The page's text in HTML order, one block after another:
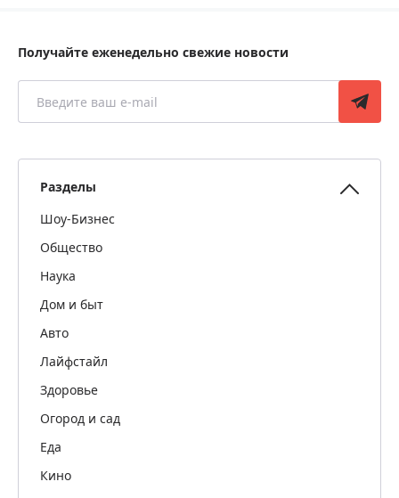
Получайте еженедельно свежие новости
Разделы
Шоу-Бизнес
Общество
Наука
Дом и быт
Авто
Лайфстайл
Здоровье
Огород и сад
Еда
Кино